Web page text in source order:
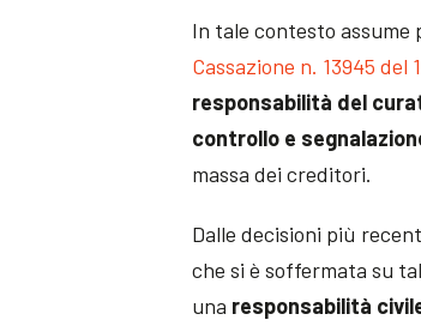
In tale contesto
Cassazione n. 13945 del
responsabilità del
controllo e
massa dei creditori.
Dalle decisioni più
che si è soffermata su
una responsabilità